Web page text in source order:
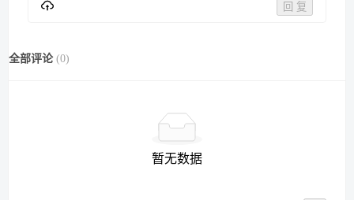
回 复
全部评论 (0)
暂无数据